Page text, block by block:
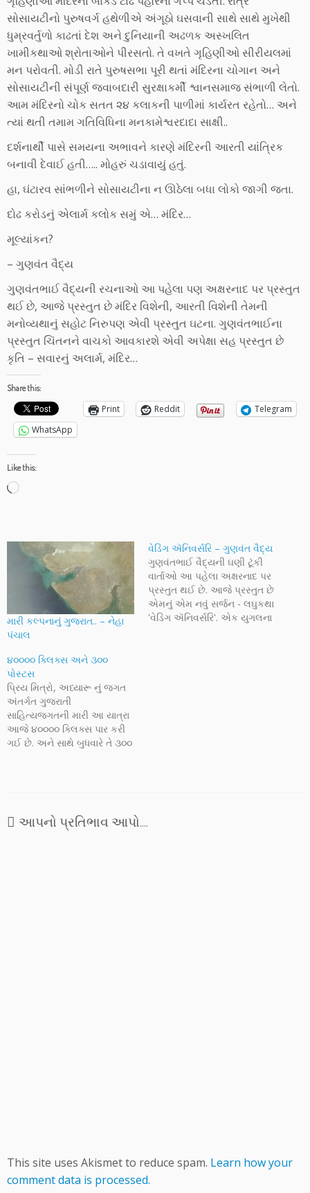
સોસાયટીનો પુરુષવર્ગ હથેળીએ અંગૂઠો ઘસવાની સાથે સાથે મુખેથી
ધુમ્રવર્તુળો કાઢતાં દેશ અને દુનિયાની અઢળક અસ્ખલિત
ખામીકથાઓ શ્રોતાઓને પીરસતો. તે વખતે ગૃહિણીઓ સીરીયલમાં
મન પરોવતી. મોડી રાતે પુરુષસભા પૂરી થતાં મંદિરના ચોગાન અને
સોસાયટીની સંપૂર્ણ જવાબદારી સુરક્ષાકર્મી શ્વાનસમાજ સંભાળી લેતો.
આમ મંદિરનો ચોક સતત ૨૪ કલાકની પાળીમાં કાર્યરત રહેતો… અને
ત્યાં થતી તમામ ગતિવિધિના મનકામેશ્વરદાદા સાક્ષી..
દર્શનાર્થી પાસે સમયના અભાવને કારણે મંદિરની આરતી યાંત્રિક
બનાવી દેવાઈ હતી….. મોહરું ચડાવાયું હતું.
હા, ઘંટારવ સાંભળીને સોસાયટીના ન ઊઠેલા બધા લોકો જાગી જતા.
દોઢ કરોડનું એલાર્મ કલોક સમું એ… મંદિર…
મૂલ્યાંકન?
– ગુણવંત વૈદ્ય
ગુણવંતભાઈ વૈદ્યની રચનાઓ આ પહેલા પણ અક્ષરનાદ પર પ્રસ્તુત
થઈ છે, આજે પ્રસ્તુત છે મંદિર વિશેની, આરતી વિશેની તેમની
મનોવ્યથાનું સહોટ નિરુપણ એવી પ્રસ્તુત ઘટના. ગુણવંતભાઈના
પ્રસ્તુત ચિંતનને વાચકો આવકારશે એવી અપેક્ષા સહ પ્રસ્તુત છે
કૃતિ – સવારનું અલાર્મ, મંદિર…
Share this:
Print Reddit
Telegram
WhatsApp
Like this:
Loading…
મારી કલ્પનાનું ગુજરાત.. – નેહા
પંચાલ
વેડિંગ ઍનિવર્સરિ – ગુણવંત વૈદ્ય
ગુણવંતભાઈ વૈદ્યની ઘણી ટૂંકી
વાર્તાઓ આ પહેલા અક્ષરનાદ પર
પ્રસ્તુત થઈ છે. આજે પ્રસ્તુત છે
એમનું એમ નવું સર્જન - લઘુકથા
'વેડિંગ ઍનિવર્સરિ'. એક યુગલના
૪૦૦૦૦ ક્લિક્સ અને ૩૦૦
પોસ્ટસ
પ્રિય મિત્રો, અધ્યારૂ નું જગત
અંતર્ગત ગુજરાતી
સાહિત્યજગતની મારી આ યાત્રા
આજે ૪૦૦૦૦ ક્લિક્સ પાર કરી
ગઈ છે. અને સાથે બુધવારે તે ૩૦૦
પાંચ પોસ્ટમાં મહત્તમ દસ ક્લિક્સ
મેળવી હતી....જોડણીની ભૂલો…
આપનો પ્રતિભાવ આપો....
This site uses Akismet to reduce spam. Learn how your
comment data is processed.